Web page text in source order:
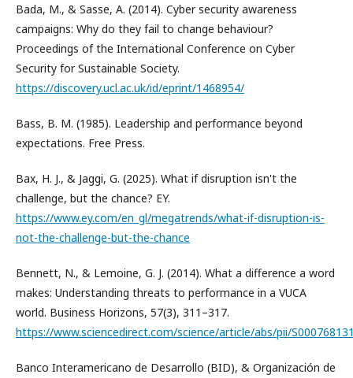
Bada, M., & Sasse, A. (2014). Cyber security awareness
campaigns: Why do they fail to change behaviour?
Proceedings of the International Conference on Cyber
Security for Sustainable Society.
https://discovery.ucl.ac.uk/id/eprint/1468954/
Bass, B. M. (1985). Leadership and performance beyond
expectations. Free Press.
Bax, H. J., & Jaggi, G. (2025). What if disruption isn't the
challenge, but the chance? EY.
https://www.ey.com/en_gl/megatrends/what-if-disruption-is-
not-the-challenge-but-the-chance
Bennett, N., & Lemoine, G. J. (2014). What a difference a word
makes: Understanding threats to performance in a VUCA
world. Business Horizons, 57(3), 311–317.
https://www.sciencedirect.com/science/article/abs/pii/
Banco Interamericano de Desarrollo (BID), & Organización de